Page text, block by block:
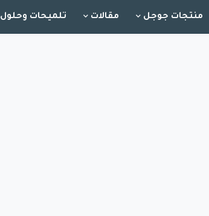
منتجات جوجل مقالات تلميحات وحلول